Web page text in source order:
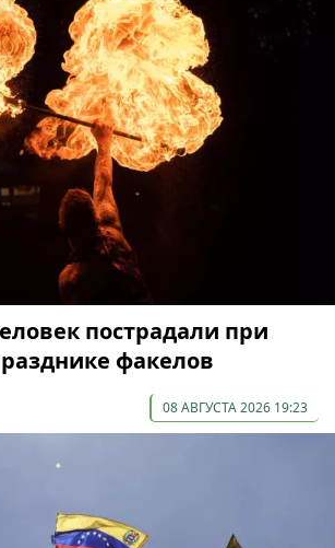
пострадали при
факелов
08 АВГУСТА 2026 19:23